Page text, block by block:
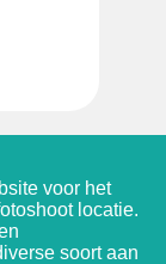
voor het
locatie.
soort aan